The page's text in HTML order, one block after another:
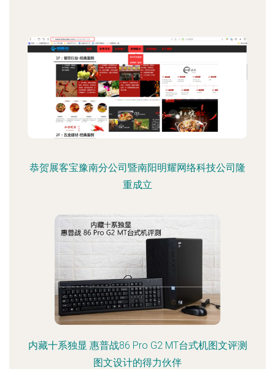
恭贺展客宝豫南分公司暨南阳明耀网络科技公司隆
重成立
内藏十系独显 惠普战86 Pro G2 MT台式机图文评测
图文设计的得力伙伴